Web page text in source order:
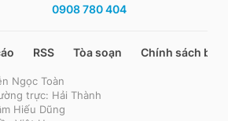
0908 780 404
RSS Tòa soạn Chính sách bảo
Ngọc Toàn
trực: Hải Thành
Hiếu Dũng